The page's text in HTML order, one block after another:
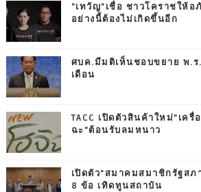
"เทวัญ"เชื่อ ชาวโคราชให้อ
อย่างนี้ต้องไม่เกิดขึ้นอีก
ศบค.มีมติเห็นชอบขยาย พ.ร
เดือน
TACC เปิดตัวสินค้าใหม่"เครื่
ฉะ"ต้อนรับลมหนาว
เปิดตัว"สมาคมสมาชิกรัฐสภ
8 ข้อ เทิดทูนสถาบัน